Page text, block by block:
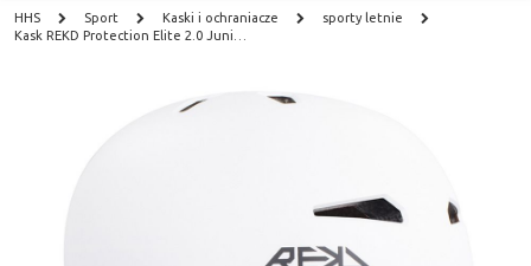
HHS Sport Kaski i ochraniacze
sporty letnie
Kask REKD Protection Elite 2.0 Juni…